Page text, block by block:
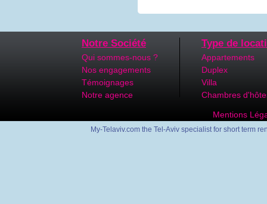
Notre Société
Qui sommes-nous ?
Nos engagements
Témoignages
Notre agence
Type de
Appartements
Duplex
Villa
Chambres
Mentions
My-Telaviv.com the Tel-Aviv specialist for short term